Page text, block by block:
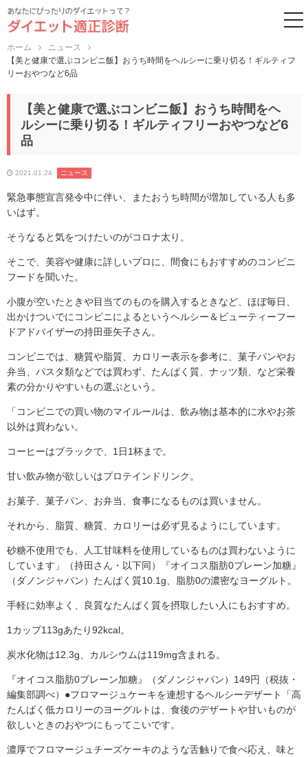
ホーム
ニュース
【美と健康で選ぶコンビニ飯】おうち時間をヘルシーに乗り切る！ギルティフ
リーおやつなど6品
【美と健康で選ぶコンビニ飯】おうち時間をヘ
ルシーに乗り切る！ギルティフリーおやつなど6
品
2021.01.24 ニュース
緊急事態宣言発令中に伴い、またおうち時間が増加している人も多
いはず。
そうなると気をつけたいのがコロナ太り。
そこで、美容や健康に詳しいプロに、間食にもおすすめのコンビニ
フードを聞いた。
小腹が空いたときや目当てのものを購入するときなど、ほぼ毎日、
出かけついでにコンビニによるというヘルシー＆ビューティーフー
ドアドバイザーの持田亜矢子さん。
コンビニでは、糖質や脂質、カロリー表示を参考に、菓子パンやお
弁当、パスタ類などでは買わず、たんぱく質、ナッツ類、など栄養
素の分かりやすいもの選ぶという。
「コンビニでの買い物のマイルールは、飲み物は基本的に水やお茶
以外は買わない。
コーヒーはブラックで、1日1杯まで。
甘い飲み物が欲しいはプロテインドリンク。
お菓子、菓子パン、お弁当、食事になるものは買いません。
それから、脂質、糖質、カロリーは必ず見るようにしています。
砂糖不使用でも、人工甘味料を使用しているものは買わないように
しています」（持田さん・以下同）『オイコス脂肪0プレーン加糖』
（ダノンジャパン）たんぱく質10.1g、脂肪0の濃密なヨーグルト。
手軽に効率よく、良質なたんぱく質を摂取したい人にもおすすめ。
1カップ113gあたり92kcal。
炭水化物は12.3g、カルシウムは119mg含まれる。
『オイコス脂肪0プレーン加糖』（ダノンジャパン）149円（税抜・
編集部調べ）●フロマージュケーキを連想するヘルシーデザート「高
たんぱく低カロリーのヨーグルトは、食後のデザートや甘いものが
欲しいときのおやつにもってこいです。
濃厚でフロマージュチーズケーキのような舌触りで食べ応え、味と